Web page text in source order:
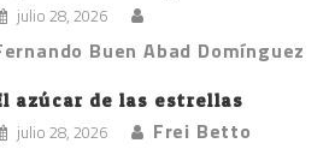
julio 28, 2026
Buen Abad Domínguez
azúcar de las estrellas
julio 28, 2026 Frei Betto